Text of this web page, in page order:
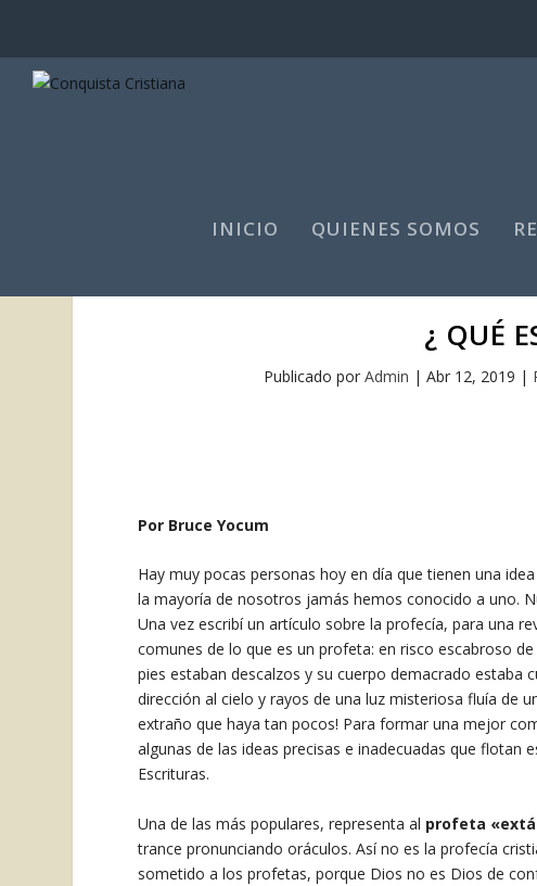
INICIO QUIENES SOMOS
¿ QUÉ
Publicado por Admin | Abr 12, 2019 |
Por Bruce Yocum
Hay muy pocas personas hoy en día que tienen una
la mayoría de nosotros jamás hemos conocido a uno.
Una vez escribí un artículo sobre la profecía, para una
comunes de lo que es un profeta: en risco escabroso
pies estaban descalzos y su cuerpo demacrado estaba
dirección al cielo y rayos de una luz misteriosa fluía de
extraño que haya tan pocos! Para formar una mejor
algunas de las ideas precisas e inadecuadas que flotan
Escrituras.
Una de las más populares, representa al profeta
trance pronunciando oráculos. Así no es la profecía
sometido a los profetas, porque Dios no es Dios de